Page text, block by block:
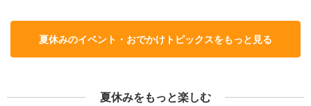
夏休みのイベント・おでかけトピックスをもっと見る
夏休みをもっと楽しむ